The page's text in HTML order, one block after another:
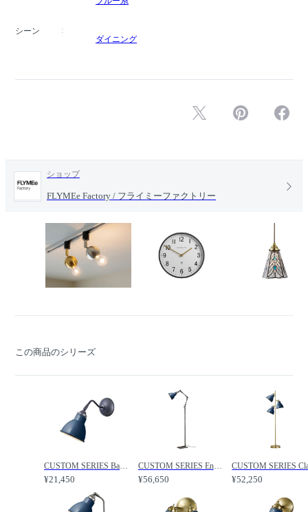
シーン
ダイニング
ショップ
FLYMEe Factory / フライミーファクトリー
この商品のシリーズ
CUSTOM SERIES Basic Long Wall Lamp S × Emission Steel / カスタムシリーズ ベーシックロングウォールランプ S × スチール（エミッション） / FLYMEe Factory / フライミーファクトリー
¥21,450
CUSTOM SERIES Engineer Side Floor Lamp × Emission Steel / カスタムシリーズ エンジニアサイドフロアランプ × スチール（エミッション） / FLYMEe Factory / フライミーファクトリー
¥56,650 ¥52,250